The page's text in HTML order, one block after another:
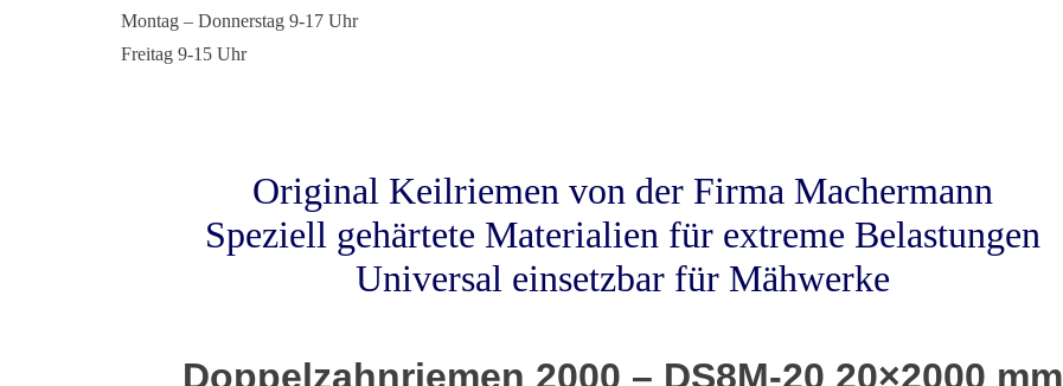
Montag – Donnerstag 9-17 Uhr
Freitag 9-15 Uhr
Original Keilriemen von der Firma Machermann
Speziell gehärtete Materialien für extreme Belastungen
Universal einsetzbar für Mähwerke
Doppelzahnriemen 2000 – DS8M-20 20×2000 mm